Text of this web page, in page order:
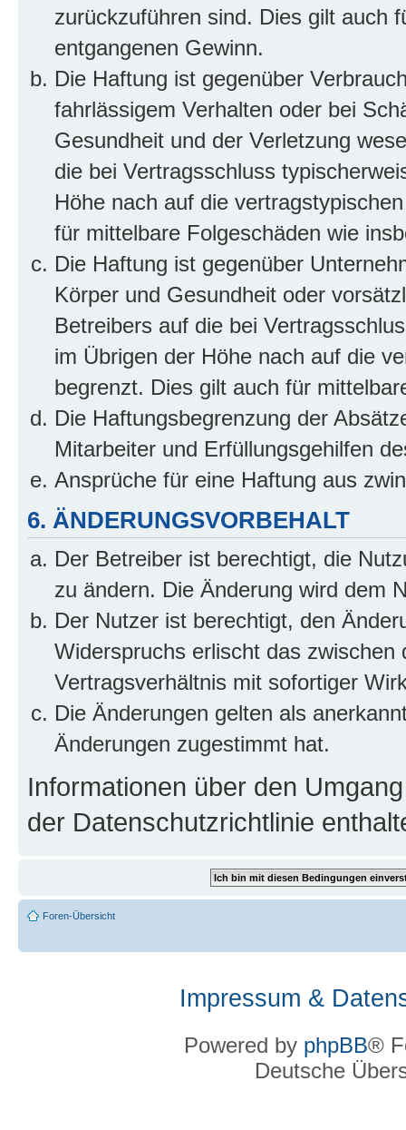
zurückzuführen sind. Dies gilt auch
entgangenen Gewinn.
Die Haftung ist gegenüber
fahrlässigem Verhalten oder bei
Gesundheit und der Verletzung
die bei Vertragsschluss
Höhe nach auf die
für mittelbare Folgeschäden wie
Die Haftung ist gegenüber
Körper und Gesundheit oder
Betreibers auf die bei
im Übrigen der Höhe nach auf die
begrenzt. Dies gilt auch für
Die Haftungsbegrenzung der
Mitarbeiter und Erfüllungsgehilfen
Ansprüche für eine Haftung aus
6. ÄNDERUNGSVORBEHALT
Der Betreiber ist berechtigt, die
zu ändern. Die Änderung wird dem
Der Nutzer ist berechtigt, den
Widerspruchs erlischt das
Vertragsverhältnis mit sofortiger
Die Änderungen gelten als
Änderungen zugestimmt hat.
Informationen über den
der Datenschutzrichtlinie
Foren-Übersicht
Impressum &
Powered by phpBB®
Deutsche